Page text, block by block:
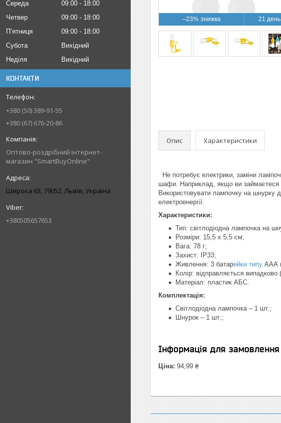
Середа
09:00
18:00
Четвер
09:00
18:00
Пʼятниця
09:00
18:00
Субота
Вихідний
Неділя
Вихідний
КОНТАКТИ
+380 (50) 389-91-55
+380 (67) 676-20-86
Оптово-роздрібний інтернет-
магазин "SmartBuyOnline"
Широка 63, 79052, Львів, Україна
+380505657653
–23% 21 день
Опис Характеристики
Не потребує електрики, заміни
шафи. Наприклад, якщо ви займаєтеся
Використовувати лампочку на шнурку
електроенергії.
Характеристики:
Тип: світлодіодна лампочка на
Розміри: 15,5 х 5,5 см;
Вага: 78 г;
Захист: IP33;
Живлення: 3 батарейки типу ААА
Колір: відправляється
Матеріал: пластик АБС.
Комплектація:
Світлодіодна лампочка – 1 шт.;
Шнурок – 1 шт.;
Інформація для замовлення
Ціна: 94,99 ₴